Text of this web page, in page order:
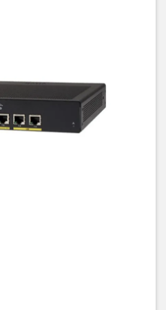
Encapsulation (GRE) and
(MGRE)
Forwarding